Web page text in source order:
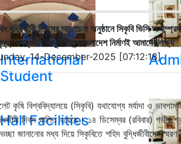
International
Student
Hall Facilities
বুদ্ধিজীবী দিবসের আলোচনা অনুষ্ঠানে সিকৃবি ভিসি
বৈষম্যহীন ও সুখী নতুন বাংলাদেশ নির্মাণই আমাদের লক্ষ্য
14-December-2025 [07:12:18]
কৃষি বিশ্ববিদ্যালয়ে (সিকৃবি) যথাযোগ্য মর্যাদা ও
দিবস পালিত হয়েছে। ১৪ ডিসেম্বর (রবিবার) গভীর
জানানোর মধ্য দিয়ে সিকৃবিতে শহিদ বুদ্ধিজীবীদের